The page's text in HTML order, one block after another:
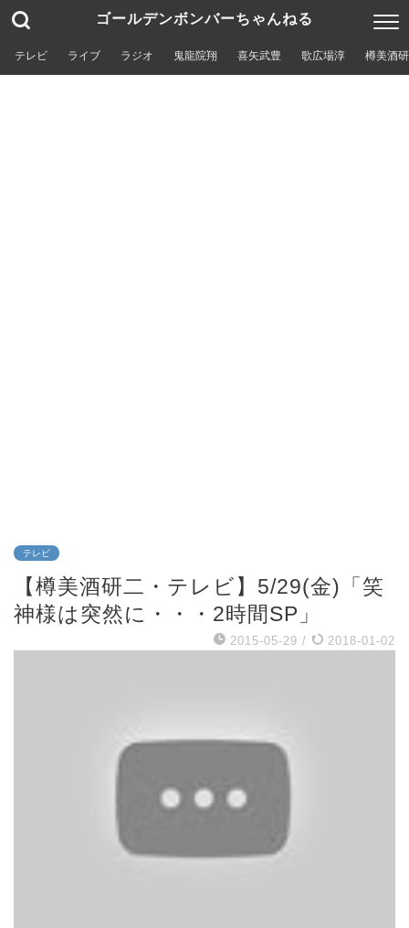
ゴールデンボンバーちゃんねる
テレビ ライブ ラジオ 鬼龍院翔 喜矢武豊 歌広場淳 樽美酒
テレビ
【樽美酒研二・テレビ】5/29(金)「笑
神様は突然に・・・2時間SP」
2015-05-29 / 2018-01-02